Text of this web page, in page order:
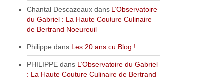
Chantal Descazeaux dans L’Observatoire
du Gabriel : La Haute Couture Culinaire
de Bertrand Noeureuil
Philippe dans Les 20 ans du Blog !
PHILIPPE dans L’Observatoire du Gabriel
: La Haute Couture Culinaire de Bertrand